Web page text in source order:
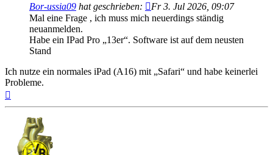
Bor-ussia09 hat geschrieben:
Fr 3. Jul 2026, 09:07
Mal eine Frage , ich muss mich neuerdings ständig
neuanmelden.
Habe ein IPad Pro „13er“. Software ist auf dem neusten
Stand
Ich nutze ein normales iPad (A16) mit „Safari“ und habe keinerlei
Probleme.